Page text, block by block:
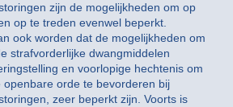
zijn de mogelijkheden om op
op te treden evenwel beperkt.
ook worden dat de mogelijkheden om
strafvorderlijke dwangmiddelen
en voorlopige hechtenis om
orde te bevorderen bij
zeer beperkt zijn. Voorts is